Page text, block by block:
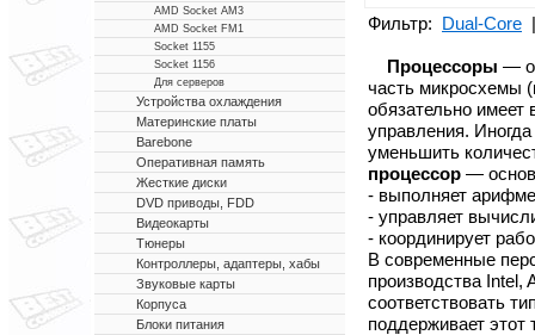
AMD Socket AM3
AMD Socket FM1
Socket 1155
Socket 1156
Для серверов
Устройства охлаждения
Материнские платы
Barebone
Оперативная память
Жесткие диски
DVD приводы, FDD
Видеокарты
Тюнеры
Контроллеры, адаптеры, хабы
Звуковые карты
Корпуса
Блоки питания
Фильтр: Dual-Core
Процессоры —
часть микросхемы
обязательно
управления.
уменьшить
процессор —
- выполняет
- управляет
- координирует
В современные
производства Intel,
соответствовать
поддерживает этот